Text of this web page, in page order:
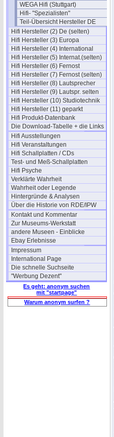
WEGA Hifi (Stuttgart)
Hifi- "Spezialisten"
Teil-Übersicht Hersteller DE
Hifi Hersteller (2) De (selten)
Hifi Hersteller (3) Europa
Hifi Hersteller (4) International
Hifi Hersteller (5) Internat.(selten)
Hifi Hersteller (6) Fernost
Hifi Hersteller (7) Fernost (selten)
Hifi Hersteller (8) Lautsprecher
Hifi Hersteller (9) Lautspr. selten
Hifi Hersteller (10) Studiotechnik
Hifi Hersteller (11) geparkt
Hifi Produkt-Datenbank
Die Download-Tabelle + die Links
Hifi Ausstellungen
Hifi Veranstaltungen
Hifi Schallplatten / CDs
Test- und Meß-Schallplatten
Hifi Psyche
Verklärte Wahrheit
Wahrheit oder Legende
Hintergründe & Analysen
Über die Historie von RDE/IPW
Kontakt und Kommentar
Zur Museums-Werkstatt
andere Museen - Einblicke
Ebay Erlebnisse
Impressum
International Page
Die schnelle Suchseite
"Werbung Dezent"
Es geht: anonym suchen
mit "startpage"
Warum anonym surfen ?